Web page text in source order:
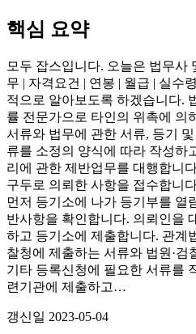
핵심 요약
모두 잡스입니다. 오늘은 법무사
무 | 자격요건 | 연봉 | 월급 | 실수
적으로 알아보도록 하겠습니다.
률 전문가으로 타인의 위촉에 의
서류와 법무에 관한 서류, 등기
류를 소정의 양식에 따라 작성하
리에 관한 제반업무를 대행합니
구두로 의뢰한 사항을 접수합니
먼저 등기소에 나가 등기부를 열
반사항을 확인합니다. 의뢰인을
하고 등기소에 제출합니다. 관계
찰청에 제출하는 서류와 법원·
기타 등록신청에 필요한 서류를
련기관에 제출하고…
갱신일 2023-05-04